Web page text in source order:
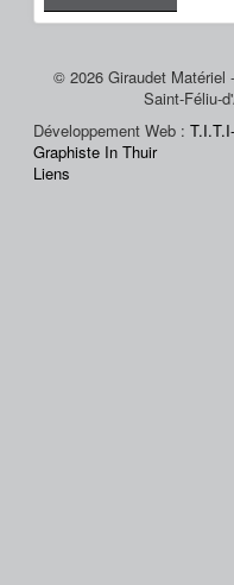
© 2026 Giraudet Matériel
Saint-Féliu-
Développement Web :
Graphiste In Thuir
Liens